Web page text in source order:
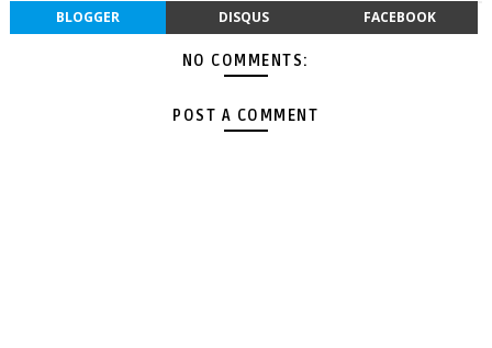
BLOGGER DISQUS FACEBOOK
NO COMMENTS:
POST A COMMENT